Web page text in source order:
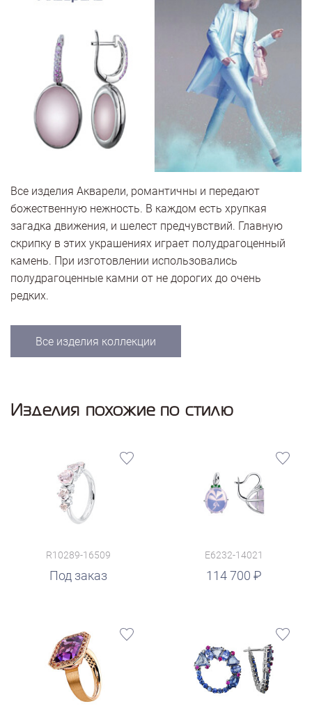
Все изделия Акварели, романтичны и передают
божественную нежность. В каждом есть хрупкая
загадка движения, и шелест предчувствий. Главную
скрипку в этих украшениях играет полудрагоценный
камень. При изготовлении использовались
полудрагоценные камни от не дорогих до очень
редких.
Все изделия коллекции
Изделия похожие по стилю
R10289-16509
Под заказ
E6232-14021
114 700
руб.